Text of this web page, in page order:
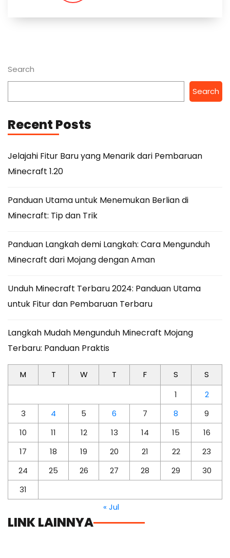
Search
Search
Recent Posts
Jelajahi Fitur Baru yang Menarik dari Pembaruan
Minecraft 1.20
Panduan Utama untuk Menemukan Berlian di
Minecraft: Tip dan Trik
Panduan Langkah demi Langkah: Cara Mengunduh
Minecraft dari Mojang dengan Aman
Unduh Minecraft Terbaru 2024: Panduan Utama
untuk Fitur dan Pembaruan Terbaru
Langkah Mudah Mengunduh Minecraft Mojang
Terbaru: Panduan Praktis
M T W T F S
S
1
2
3
4 5 6 7 8
9
10
11 12 13 14 15
16
17
18 19 20 21 22
23
24
25 26 27 28 29
30
31
« Jul
LINK LAINNYA